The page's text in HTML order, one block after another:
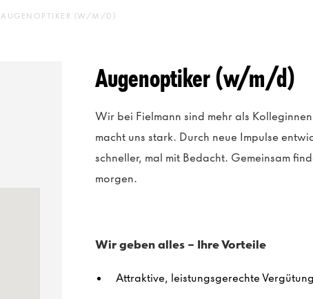
AUGENOPTIKER (W/M/D)
Augenoptiker (w/m/d)
Wir bei Fielmann sind mehr als
macht uns stark. Durch neue Impulse
schneller, mal mit Bedacht. Gemeinsam
morgen.
Wir geben alles – IhreVorteile
Attraktive, leistungsgerechte